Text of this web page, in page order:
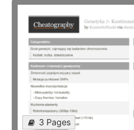
3 Pages